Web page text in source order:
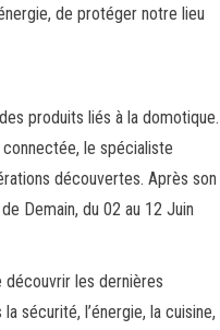
de protéger notre lieu
produits liés à la domotique.
le spécialiste
découvertes. Après son
Demain, du 02 au 12 Juin
découvrir les dernières
sécurité, l’énergie, la cuisine,